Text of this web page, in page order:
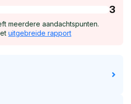
3
meerdere aandachtspunten.
uitgebreide rapport